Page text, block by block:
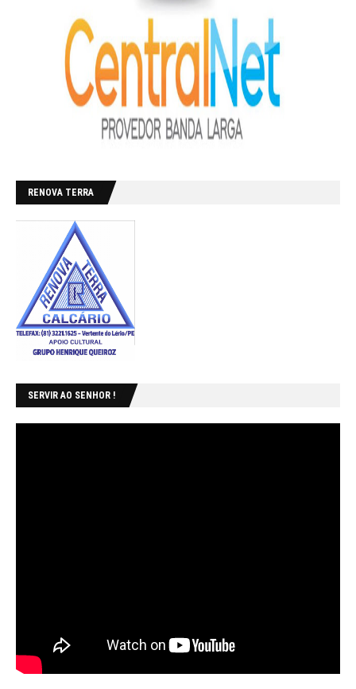
RENOVA TERRA
SERVIR AO SENHOR !